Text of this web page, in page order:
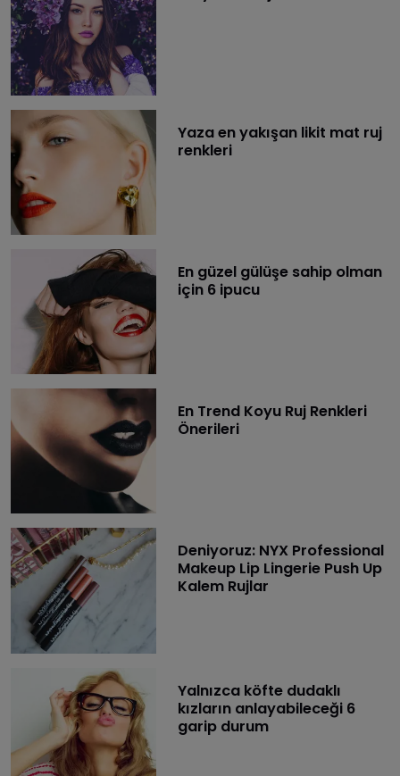
Yaza en yakışan likit mat ruj
renkleri
En güzel gülüşe sahip olman
için 6 ipucu
En Trend Koyu Ruj Renkleri
Önerileri
Deniyoruz: NYX Professional
Makeup Lip Lingerie Push Up
Kalem Rujlar
Yalnızca köfte dudaklı
kızların anlayabileceği 6
garip durum